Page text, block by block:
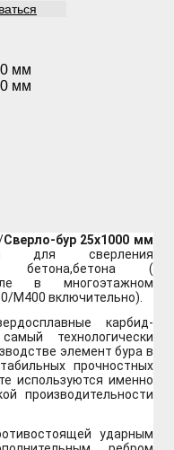
Сверло-бур 25х1000 мм
для сверления
бетона,бетона (
в многоэтажном
М400 включительно).
карбид-
технологически
элемент бура в
прочностных
используются именно
производительности
ударным